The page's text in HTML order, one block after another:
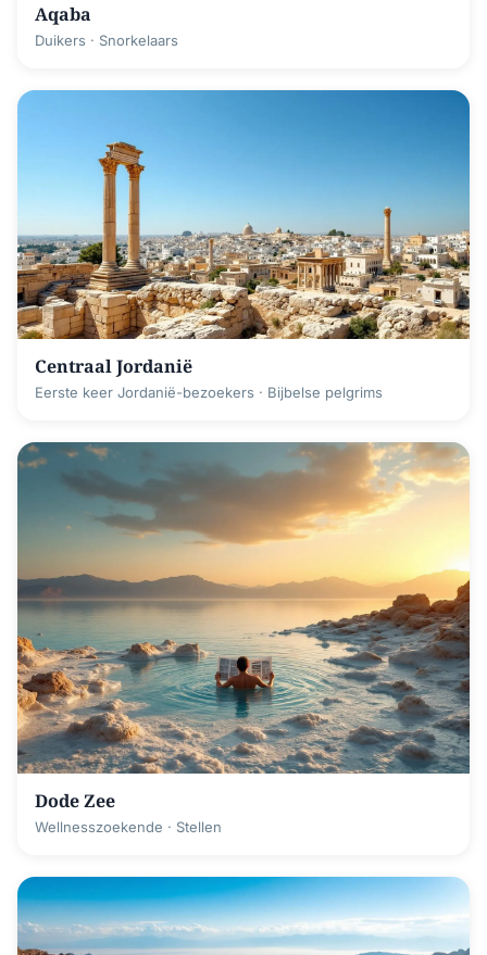
Aqaba
Duikers · Snorkelaars
Centraal Jordanië
Eerste keer Jordanië-bezoekers · Bijbelse pelgrims
Dode Zee
Wellnesszoekende · Stellen